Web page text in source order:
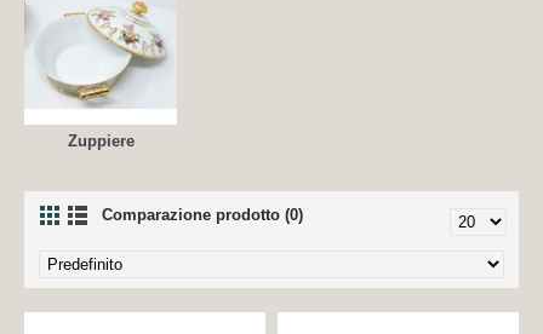
Zuppiere
Comparazione prodotto (0)